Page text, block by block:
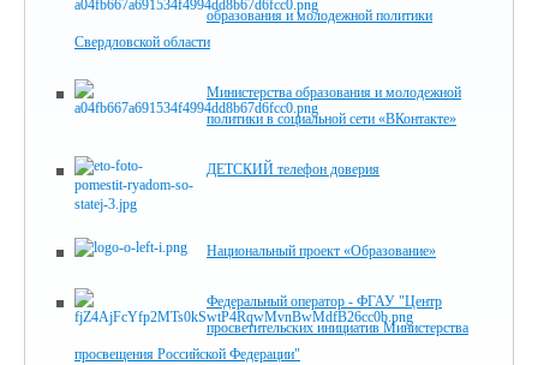
образования и молодежной политики
Свердловской области
Министерства образования и молодежной
политики в социальной сети «ВКонтакте»
ДЕТСКИЙ телефон доверия
Национальный проект «Образование»
Федеральный оператор - ФГАУ "Центр
просветительских инициатив Министерства
просвещения Российской Федерации"